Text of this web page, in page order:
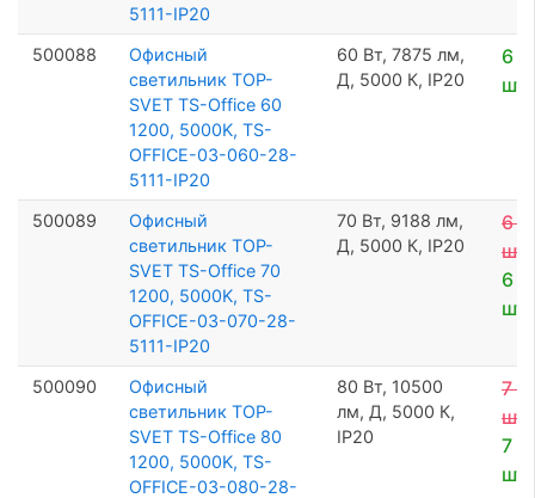
5111-IP20
500088
Офисный
светильник TOP-
SVET TS-Office 60
1200, 5000K, TS-
OFFICE-03-060-28-
5111-IP20
60 Вт, 7875 лм,
Д, 5000 К, IP20
6
шт
500089
Офисный
светильник TOP-
SVET TS-Office 70
1200, 5000K, TS-
OFFICE-03-070-28-
5111-IP20
70 Вт, 9188 лм,
Д, 5000 К, IP20
6
шт
6
шт
500090
Офисный
светильник TOP-
SVET TS-Office 80
1200, 5000K, TS-
OFFICE-03-080-28-
80 Вт, 10500
лм, Д, 5000 К,
IP20
7
шт
7
шт